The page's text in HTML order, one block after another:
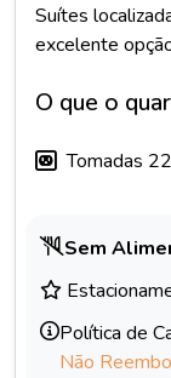
Suítes
excelente
O que o
Tomadas
Sem
Política de
Não